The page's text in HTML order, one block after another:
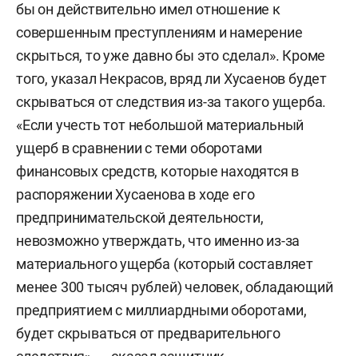
бы он действительно имел отношение к
совершенным преступлениям и намерение
скрыться, то уже давно бы это сделал». Кроме
того, указал Некрасов, вряд ли Хусаенов будет
скрываться от следствия из-за такого ущерба.
«Если учесть тот небольшой материальный
ущерб в сравнении с теми оборотами
финансовых средств, которые находятся в
распоряжении Хусаенова в ходе его
предпринимательской деятельности,
невозможно утверждать, что именно из-за
материального ущерба (который составляет
менее 300 тысяч рублей) человек, обладающий
предприятием с миллиардными оборотами,
будет скрываться от предварительного